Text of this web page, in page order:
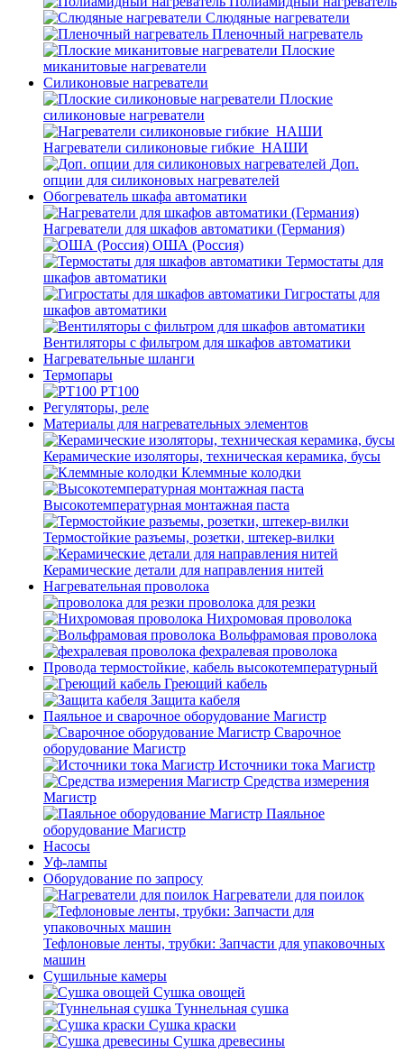
Слюдяные нагреватели
Пленочный нагреватель
Плоские
миканитовые нагреватели
Силиконовые нагреватели
Плоские
силиконовые нагреватели
Нагреватели силиконовые гибкие_НАШИ
Доп.
опции для силиконовых нагревателей
Обогреватель шкафа автоматики
Нагреватели для шкафов автоматики (Германия)
ОША (Россия)
Термостаты для
шкафов автоматики
Гигростаты для
шкафов автоматики
Вентиляторы с фильтром для шкафов автоматики
Нагревательные шланги
Термопары
PT100
Регуляторы, реле
Материалы для нагревательных элементов
Керамические изоляторы, техническая керамика, бусы
Клеммные колодки
Высокотемпературная монтажная паста
Термостойкие разъемы, розетки, штекер-вилки
Керамические детали для направления нитей
Нагревательная проволока
проволока для резки
Нихромовая проволока
Вольфрамовая проволока
фехралевая проволока
Провода термостойкие, кабель высокотемпературный
Греющий кабель
Защита кабеля
Паяльное и сварочное оборудование Магистр
Сварочное
оборудование Магистр
Источники тока Магистр
Средства измерения
Магистр
Паяльное
оборудование Магистр
Насосы
Уф-лампы
Оборудование по запросу
Нагреватели для поилок
Тефлоновые ленты, трубки: Запчасти для упаковочных
машин
Сушильные камеры
Сушка овощей
Туннельная сушка
Сушка краски
Сушка древесины